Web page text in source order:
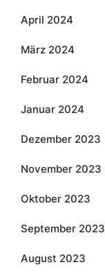
April 2024
März 2024
Februar 2024
Januar 2024
Dezember 2023
November 2023
Oktober 2023
September 2023
August 2023